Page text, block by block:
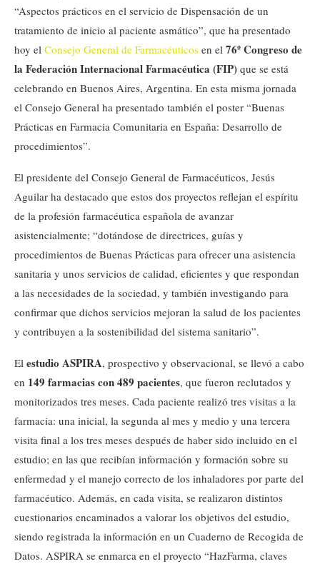
“Aspectos prácticos en el servicio de Dispensación de un
tratamiento de inicio al paciente asmático”, que ha presentado
hoy el Consejo General de Farmacéuticos en el 76º Congreso de
la Federación Internacional Farmacéutica (FIP) que se está
celebrando en Buenos Aires, Argentina. En esta misma jornada
el Consejo General ha presentado también el poster “Buenas
Prácticas en Farmacia Comunitaria en España: Desarrollo de
procedimientos”.
El presidente del Consejo General de Farmacéuticos, Jesús
Aguilar ha destacado que estos dos proyectos reflejan el espíritu
de la profesión farmacéutica española de avanzar
asistencialmente; “dotándose de directrices, guías y
procedimientos de Buenas Prácticas para ofrecer una asistencia
sanitaria y unos servicios de calidad, eficientes y que respondan
a las necesidades de la sociedad, y también investigando para
confirmar que dichos servicios mejoran la salud de los pacientes
y contribuyen a la sostenibilidad del sistema sanitario”.
El estudio ASPIRA, prospectivo y observacional, se llevó a cabo
en 149 farmacias con 489 pacientes, que fueron reclutados y
monitorizados tres meses. Cada paciente realizó tres visitas a la
farmacia: una inicial, la segunda al mes y medio y una tercera
visita final a los tres meses después de haber sido incluido en el
estudio; en las que recibían información y formación sobre su
enfermedad y el manejo correcto de los inhaladores por parte del
farmacéutico. Además, en cada visita, se realizaron distintos
cuestionarios encaminados a valorar los objetivos del estudio,
siendo registrada la información en un Cuaderno de Recogida de
Datos. ASPIRA se enmarca en el proyecto “HazFarma, claves